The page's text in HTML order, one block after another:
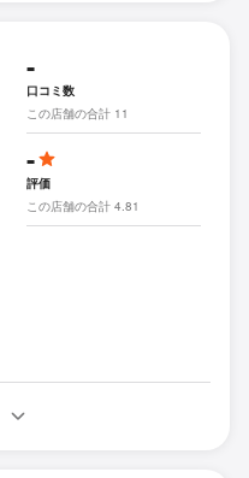
-
口コミ数
この店舗の合計 11
-
評価
この店舗の合計 4.81